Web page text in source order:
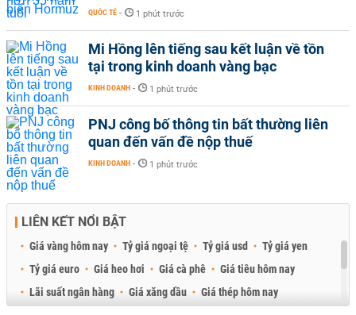
QUỐC TẾ - 1 phút trước
Mi Hồng lên tiếng sau kết luận về tồn
tại trong kinh doanh vàng bạc
KINH DOANH - 1 phút trước
PNJ công bố thông tin bất thường liên
quan đến vấn đề nộp thuế
KINH DOANH - 1 phút trước
LIÊN KẾT NỔI BẬT
Giá vàng hôm nay Tỷ giá ngoại tệ Tỷ giá usd
Tỷ giá yen
Tỷ giá euro
Giá heo hơi Giá cà phê
Giá tiêu hôm nay
Lãi suất ngân hàng
Giá xăng dầu
Giá thép hôm nay